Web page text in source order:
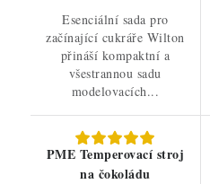
Esenciální sada pro
začínající cukráře Wilton
přináší kompaktní a
všestrannou sadu
modelovacích...
PME Temperovací stroj
na čokoládu